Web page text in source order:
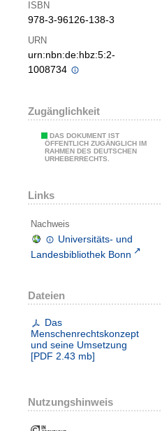
ISBN
978-3-96126-138-3
URN
urn:nbn:de:hbz:5:2-
1008734
Zugänglichkeit
DAS DOKUMENT IST
ÖFFENTLICH ZUGÄNGLICH IM
RAHMEN DES DEUTSCHEN
URHEBERRECHTS.
Links
Nachweis
Universitäts- und
Landesbibliothek Bonn
Dateien
Das
Menschenrechtskonzept
und seine Umsetzung
[PDF 2.43 mb]
Nutzungshinweis